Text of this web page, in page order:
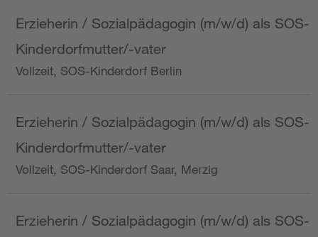
Erzieherin / Sozialpädagogin (m/w/d) als SOS-
Kinderdorfmutter/-vater
Vollzeit, SOS-Kinderdorf Berlin
Erzieherin / Sozialpädagogin (m/w/d) als SOS-
Kinderdorfmutter/-vater
Vollzeit, SOS-Kinderdorf Saar, Merzig
Erzieherin / Sozialpädagogin (m/w/d) als SOS-